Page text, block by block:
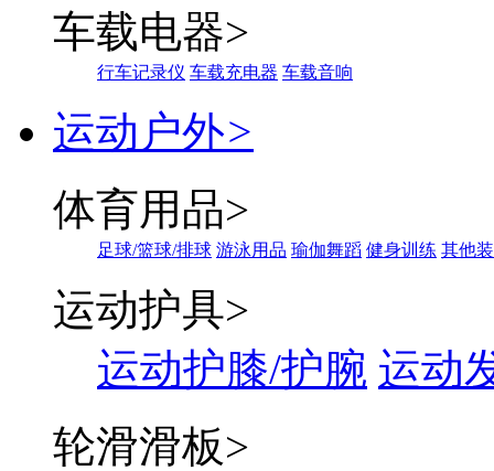
车载电器>
行车记录仪 车载充电器 车载音响
运动户外>
体育用品>
足球/篮球/排球 游泳用品 瑜伽舞蹈 健身训练 其他
运动护具>
运动护膝/护腕 运动
轮滑滑板>